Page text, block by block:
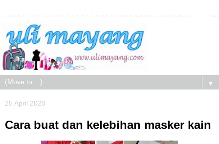
▼
25 April 2020
Cara buat dan kelebihan masker kain